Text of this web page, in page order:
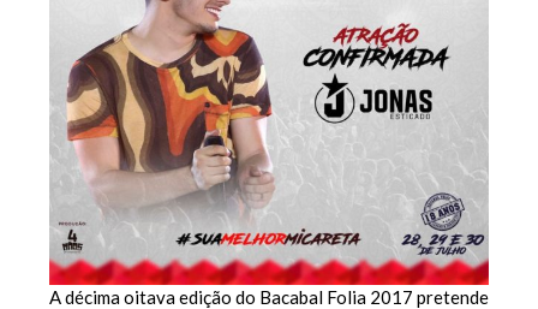
A décima oitava edição do Bacabal Folia 2017 pretende